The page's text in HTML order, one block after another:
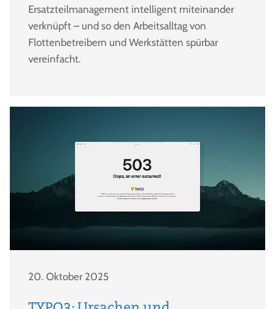
Ersatzteilmanagement intelligent miteinander
verknüpft – und so den Arbeitsalltag von
Flottenbetreibern und Werkstätten spürbar
vereinfacht.
20. Oktober 2025